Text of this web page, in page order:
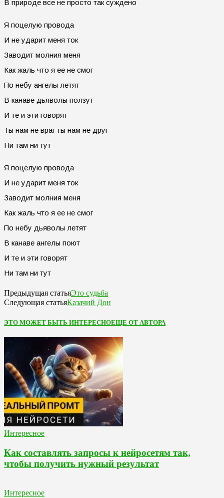
В природе все не просто так суждено
Я поцелую провода
И не ударит меня ток
Заводит молния меня
Как жаль что я ее не смог
По небу ангелы летят
В канаве дьяволы ползут
И те и эти говорят
Ты нам не враг ты нам не друг
Ни там ни тут
Я поцелую провода
И не ударит меня ток
Заводит молния меня
Как жаль что я ее не смог
По небу дьяволы летят
В канаве ангелы поют
И те и эти говорят
Ни там ни тут
Предыдущая статьяЭто судьба
Следующая статьяКазачий Дон
ЭТО МОЖЕТ БЫТЬ ИНТЕРЕСНОЕЩЕ ОТ АВТОРА
Интересное
Как составлять запросы к нейросетям так,
чтобы получить нужный результат
Интересное